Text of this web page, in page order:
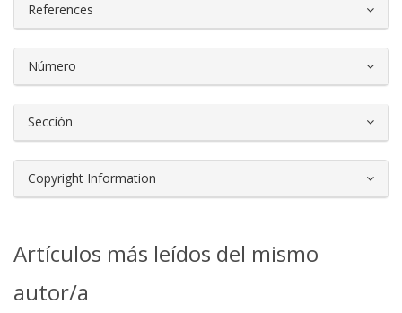
References
Número
Sección
Copyright Information
Artículos más leídos del mismo
autor/a